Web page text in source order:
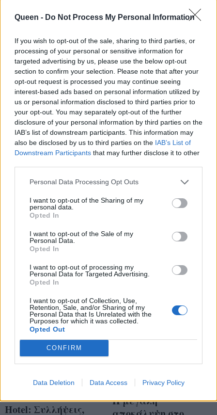
Queen - Do Not Process My Personal Information
If you wish to opt-out of the sale, sharing to third parties, or
processing of your personal or sensitive information for
targeted advertising by us, please use the below opt-out
section to confirm your selection. Please note that after your
opt-out request is processed you may continue seeing
interest-based ads based on personal information utilized by
us or personal information disclosed to third parties prior to
your opt-out. You may separately opt-out of the further
disclosure of your personal information by third parties on the
IAB’s list of downstream participants. This information may
also be disclosed by us to third parties on the IAB’s List of
Downstream Participants that may further disclose it to other
Personal Data Processing Opt Outs
I want to opt-out of the Sharing of my
personal data.
Opted In
I want to opt-out of the Sale of my
Personal Data.
Opted In
I want to opt-out of processing my
Personal Data for Targeted Advertising.
Opted In
I want to opt-out of Collection, Use,
Retention, Sale, and/or Sharing of my
Personal Data that Is Unrelated with the
Purposes for which it was collected.
Opted Out
CONFIRM
Data Deletion Data Access Privacy Policy
για ένα ζευγάρι με
πρώτη φορά για τη
Ο Ρήγας σώζει την
Κυβέλη από έναν
γνωστό μας δολοφόνο
στο Grand Hotel:
Ο Γιάννης
Στάνκογλου
μαινόμενος στο
δολοφονίας για ένα
Διαλύεται το Grand
Hotel: Συλλήψεις,
Η μεγάλη